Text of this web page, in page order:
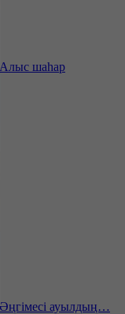
Алыс шаһар
Әңгімесі ауылдың…